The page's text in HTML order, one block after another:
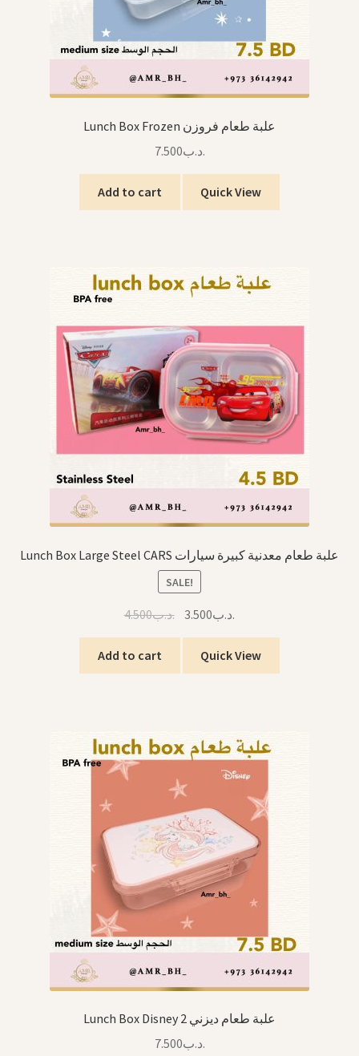
Lunch Box Frozen علبة طعام فروزن
.د.ب7.500
Add to cart Quick View
Lunch Box Large Steel CARS علبة طعام معدنية كبيرة سيارات
SALE!
.د.ب4.500
Original
price
.د.ب4.500.
.د.ب3.500
price
is:
Add to cart Quick View
Lunch Box Disney 2 علبة طعام ديزني
.د.ب7.500